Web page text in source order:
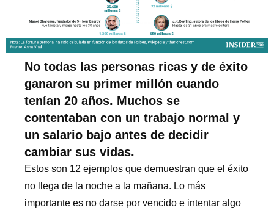
No todas las personas ricas y de éxito
ganaron su primer millón cuando
tenían 20 años. Muchos se
contentaban con un trabajo normal y
un salario bajo antes de decidir
cambiar sus vidas.
Estos son 12 ejemplos que demuestran que el éxito
no llega de la noche a la mañana. Lo más
importante es no darse por vencido e intentar algo